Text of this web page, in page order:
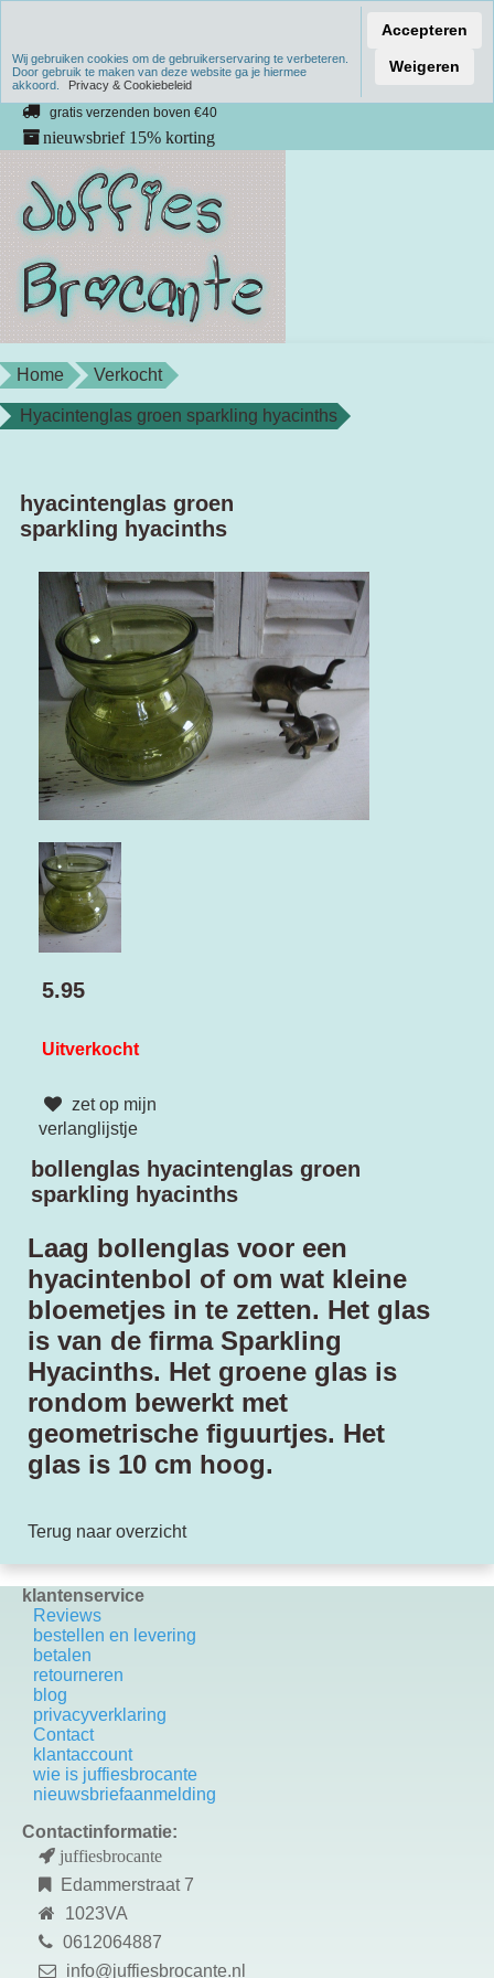
Verzenden binnen 1 werkdag
unieke producten
gratis verzenden boven €40
nieuwsbrief 15% korting
Home Verkocht
Hyacintenglas groen sparkling hyacinths
hyacintenglas groen
sparkling hyacinths
5.95
Uitverkocht
zet op mijn
verlanglijstje
bollenglas hyacintenglas groen
sparkling hyacinths
Laag bollenglas voor een
hyacintenbol of om wat kleine
bloemetjes in te zetten. Het glas
is van de firma Sparkling
Hyacinths. Het groene glas is
rondom bewerkt met
geometrische figuurtjes. Het
glas is 10 cm hoog.
Terug naar overzicht
klantenservice
Reviews
bestellen en levering
betalen
retourneren
blog
privacyverklaring
Contact
k lantaccount
wie is juffiesbrocante
nieuwsbriefaanmelding
Contactinformatie:
juffiesbrocante
Edammerstraat 7
1023VA
0612064887
info@juffiesbrocante.nl
Wij gebruiken cookies om de gebruikerservaring te verbeteren.
Door gebruik te maken van deze website ga je hiermee
akkoord.
Privacy & Cookiebeleid
Accepteren
Weigeren